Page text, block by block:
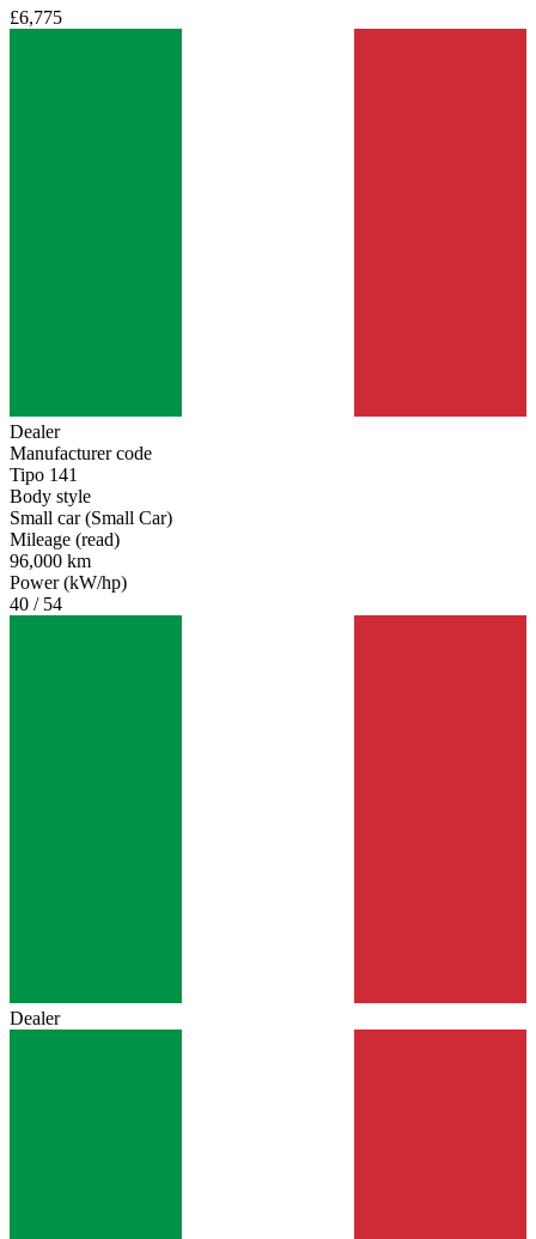
£6,775
Dealer
Manufacturer code
Tipo 141
Body style
Small car (Small Car)
Mileage (read)
96,000 km
Power (kW/hp)
40 / 54
Dealer